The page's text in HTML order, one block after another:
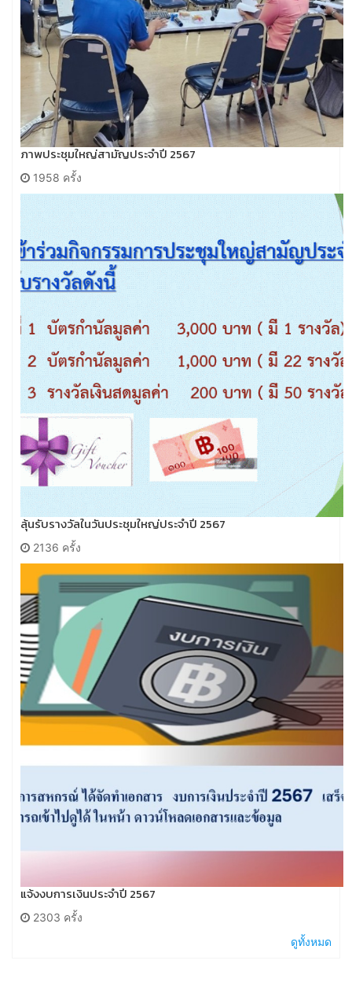
ภาพประชุมใหญ่สามัญประจำปี 2567
1958 ครั้ง
ลุ้นรับรางวัลในวันประชุมใหญ่ประจำปี 2567
2136 ครั้ง
แจ้งงบการเงินประจำปี 2567
2303 ครั้ง
ดูทั้งหมด